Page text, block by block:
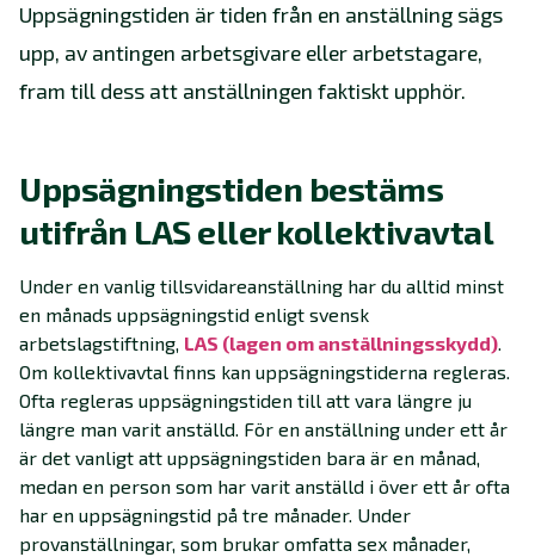
Uppsägningstiden är tiden från en anställning sägs
upp, av antingen arbetsgivare eller arbetstagare,
fram till dess att anställningen faktiskt upphör.
Uppsägningstiden bestäms
utifrån LAS eller kollektivavtal
Under en vanlig tillsvidareanställning har du alltid minst
en månads uppsägningstid enligt svensk
arbetslagstiftning, LAS (lagen om anställningsskydd).
Om kollektivavtal finns kan uppsägningstiderna regleras.
Ofta regleras uppsägningstiden till att vara längre ju
längre man varit anställd. För en anställning under ett år
är det vanligt att uppsägningstiden bara är en månad,
medan en person som har varit anställd i över ett år ofta
har en uppsägningstid på tre månader. Under
provanställningar, som brukar omfatta sex månader,